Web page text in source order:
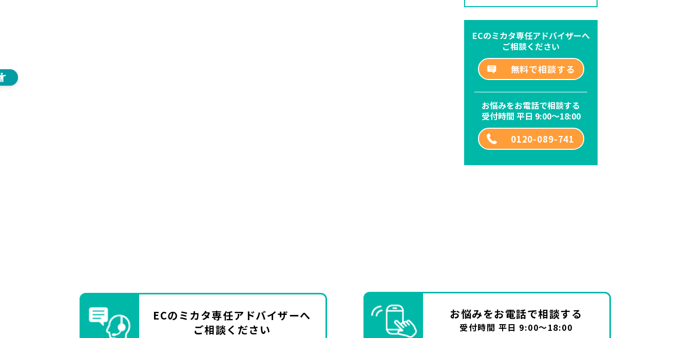
ECのミカタ専任アドバイザーへ
ご相談ください
無料で相談する
お悩みをお電話で相談する
受付時間 平日 9:00～18:00
0120-089-741
ECのミカタ専任アドバイザーへ
ご相談ください
お悩みをお電話で相談する
受付時間 平日 9:00～18:00